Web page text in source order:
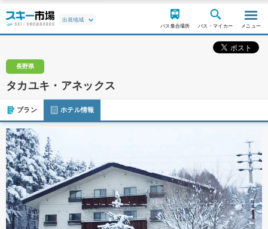
バス集合場所 バス・マイカー メニュー
長野県
タカユキ・アネックス
プラン ホテル情報